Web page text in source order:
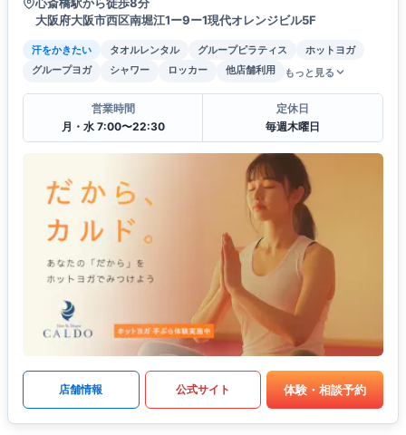
大阪府大阪市西区南堀江1ー9ー1現代オレンジビル5F
汗をかきたい タオルレンタル グループピラティス
ホットヨガ
グループヨガ
シャワー ロッカー 他店舗利用 もっと見る
営業時間
月・水 7:00〜22:30
定休日
毎週木曜日
店舗情報 公式サイト 体験・相談予約